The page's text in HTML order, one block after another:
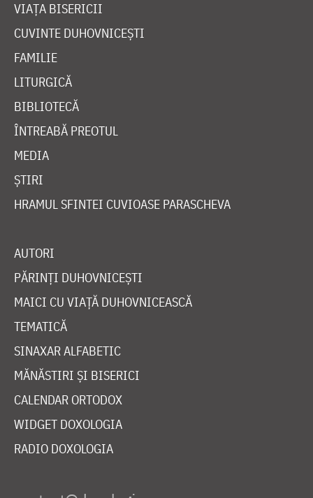
VIAȚA BISERICII
CUVINTE DUHOVNICEȘTI
FAMILIE
LITURGICĂ
BIBLIOTECĂ
ÎNTREABĂ PREOTUL
MEDIA
ȘTIRI
HRAMUL SFINTEI CUVIOASE PARASCHEVA
AUTORI
PĂRINȚI DUHOVNICEȘTI
MAICI CU VIAȚĂ DUHOVNICEASCĂ
TEMATICĂ
SINAXAR ALFABETIC
MĂNĂSTIRI ȘI BISERICI
CALENDAR ORTODOX
WIDGET DOXOLOGIA
RADIO DOXOLOGIA